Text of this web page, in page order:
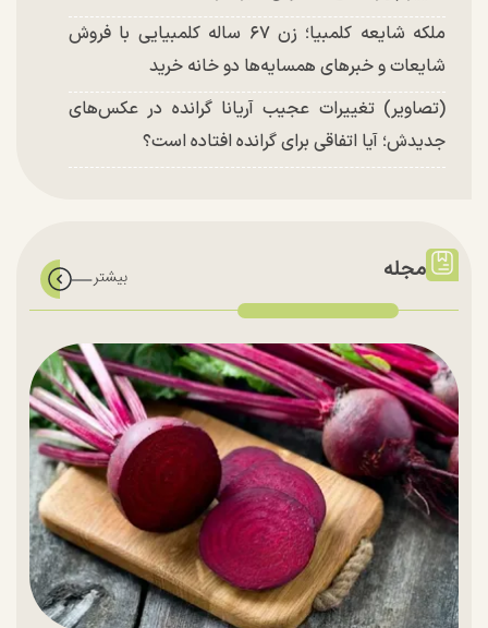
ملکه شایعه کلمبیا؛ زن ۶۷ ساله کلمبیایی با فروش
شایعات و خبر‌های همسایه‌ها دو خانه خرید
(تصاویر) تغییرات عجیب آریانا گرانده در عکس‌های
جدیدش؛ آیا اتفاقی برای گرانده افتاده است؟
مجله